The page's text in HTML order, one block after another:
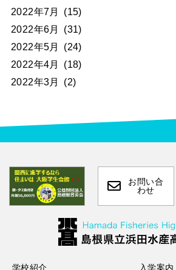
2022年7月
(15)
2022年6月
(31)
2022年5月
(24)
2022年4月
(18)
2022年3月
(2)
お問い合
わせ
学校紹介 入学案内